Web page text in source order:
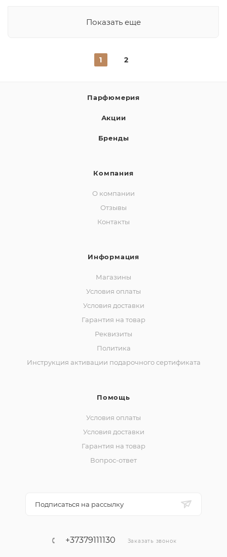
Показать еще
1 2
Парфюмерия
Акции
Бренды
Компания
О компании
Отзывы
Контакты
Информация
Магазины
Условия оплаты
Условия доставки
Гарантия на товар
Реквизиты
Политика
Инструкция активации подарочного сертификата
Помощь
Условия оплаты
Условия доставки
Гарантия на товар
Вопрос-ответ
Подписаться на рассылку
+37379111130 Заказать звонок